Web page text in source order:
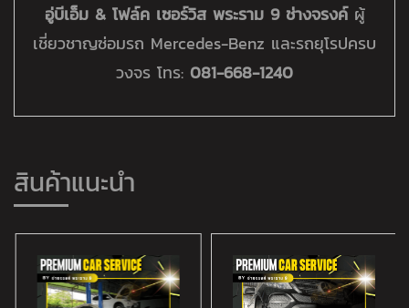
อู่บีเอ็ม & โฟล์ค เซอร์วิส พระราม 9 ช่างจรงค์ ผู้
เชี่ยวชาญซ่อมรถ Mercedes-Benz และรถยุโรปครบ
วงจร โทร: 081-668-1240
สินค้าแนะนำ